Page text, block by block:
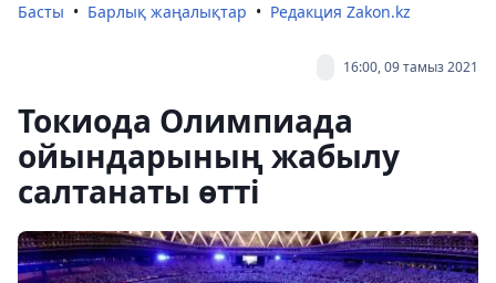
Басты Барлық жаңалықтар Редакция Zakon.kz
16:00, 09 тамыз 2021
Токиода Олимпиада
ойындарының жабылу
салтанаты өтті